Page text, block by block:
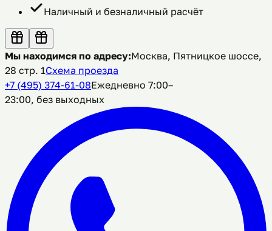
Наличный и безналичный расчёт
Мы находимся по адресу:Москва, Пятницкое шоссе,
28 стр. 1Схема проезда
+7 (495) 374-61-08Ежедневно 7:00–
23:00, без выходных